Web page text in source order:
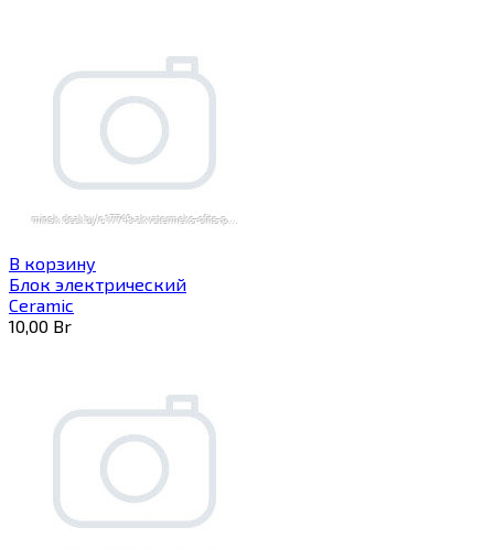
В корзину
Блок электрический
Ceramic
10,00 Br